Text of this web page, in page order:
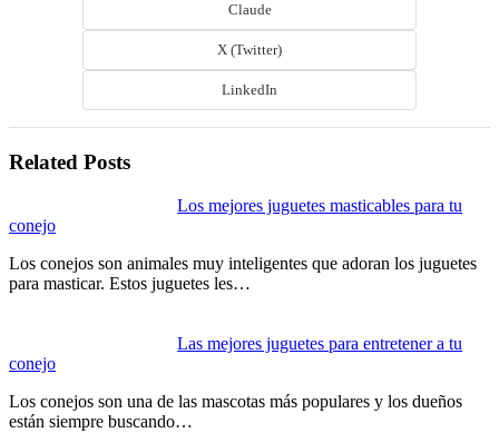
Claude
X (Twitter)
LinkedIn
Related Posts
Los mejores juguetes masticables para tu
conejo
Los conejos son animales muy inteligentes que adoran los juguetes
para masticar. Estos juguetes les…
Las mejores juguetes para entretener a tu
conejo
Los conejos son una de las mascotas más populares y los dueños
están siempre buscando…
de
entradas